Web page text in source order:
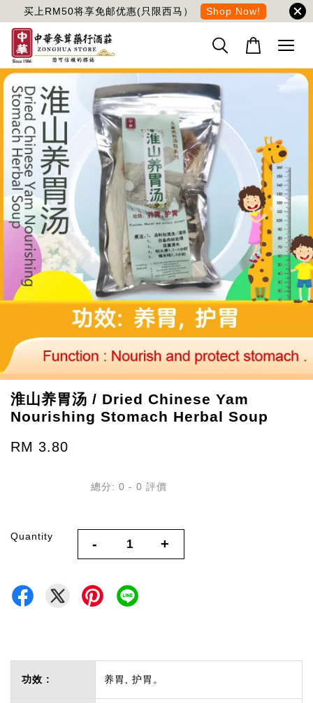
买上RM50将享免邮优惠(只限西马） Shop Now!
淮山养胃汤 / Dried Chinese Yam
Nourishing Stomach Herbal Soup
RM 3.80
總分: 0 - 0 評價
Quantity - +
功效 : 养胃, 护胃。